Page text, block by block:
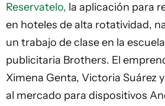
Reservatelo, la aplicación para
en hoteles de alta rotatividad,
un trabajo de clase en la
publicitaria Brothers. El
Ximena Genta, Victoria Suárez
al mercado para dispositivos